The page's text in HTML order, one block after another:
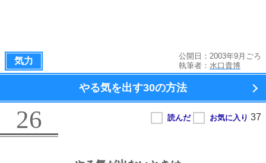
気力
公開日：2003年9月ごろ
執筆者： 水口貴博
やる気を出す30の方法
26